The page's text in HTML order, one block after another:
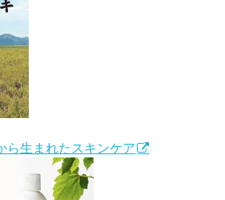
生まれたスキンケア